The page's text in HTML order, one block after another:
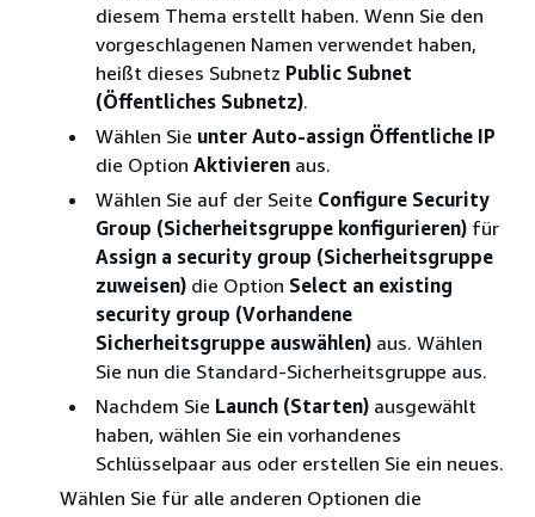
diesem Thema erstellt haben. Wenn Sie den
vorgeschlagenen Namen verwendet haben,
heißt dieses Subnetz Public Subnet
(Öffentliches Subnetz).
Wählen Sie unter Auto-assign Öffentliche IP
die Option Aktivieren aus.
Wählen Sie auf der Seite Configure Security
Group (Sicherheitsgruppe konfigurieren) für
Assign a security group (Sicherheitsgruppe
zuweisen) die Option Select an existing
security group (Vorhandene
Sicherheitsgruppe auswählen) aus. Wählen
Sie nun die Standard-Sicherheitsgruppe aus.
Nachdem Sie Launch (Starten) ausgewählt
haben, wählen Sie ein vorhandenes
Schlüsselpaar aus oder erstellen Sie ein neues.
Wählen Sie für alle anderen Optionen die